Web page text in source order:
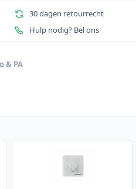
30 dagen retourrecht
Hulp nodig? Bel ons
& PA